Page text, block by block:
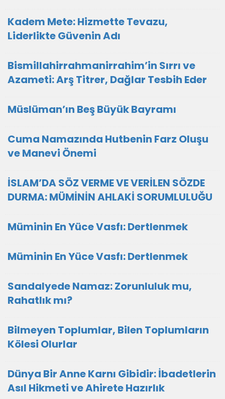
Kadem Mete: Hizmette Tevazu,
Liderlikte Güvenin Adı
Bismillahirrahmanirrahim’in Sırrı ve
Azameti: Arş Titrer, Dağlar Tesbih Eder
Müslüman’ın Beş Büyük Bayramı
Cuma Namazında Hutbenin Farz Oluşu
ve Manevi Önemi
İSLAM’DA SÖZ VERME VE VERİLEN SÖZDE
DURMA: MÜMİNİN AHLAKİ SORUMLULUĞU
Müminin En Yüce Vasfı: Dertlenmek
Müminin En Yüce Vasfı: Dertlenmek
Sandalyede Namaz: Zorunluluk mu,
Rahatlık mı?
Bilmeyen Toplumlar, Bilen Toplumların
Kölesi Olurlar
Dünya Bir Anne Karnı Gibidir: İbadetlerin
Asıl Hikmeti ve Ahirete Hazırlık